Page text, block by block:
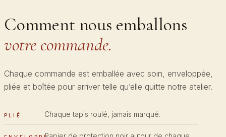
Comment nous emballons
votre commande.
Chaque commande est emballée avec soin, enveloppée,
pliée et boîtée pour arriver telle qu’elle quitte notre atelier.
PLIÉ Chaque tapis roulé, jamais marqué.